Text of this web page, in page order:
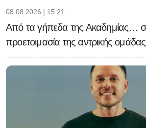
08.08.2026 | 15:21
Από τα γήπεδα της Ακαδημίας…
προετοιμασία της αντρικής ομάδας